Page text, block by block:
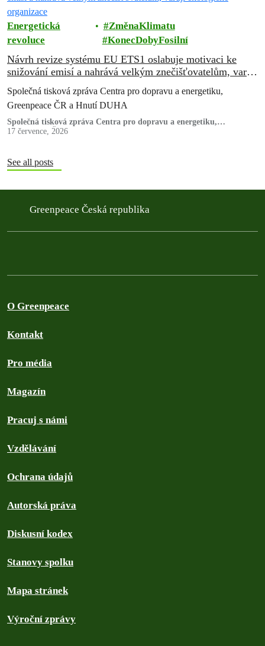
Energetická
revoluce
ZměnaKlimatu
KonecDobyFosilní
Návrh revize systému EU ETS1 oslabuje motivaci ke
snižování emisí a nahrává velkým znečišťovatelům, varují
ekologické organizace
Společná tisková zpráva Centra pro dopravu a energetiku,
Greenpeace ČR a Hnutí DUHA
Společná tisková zpráva Centra pro dopravu a energetiku,
Greenpeace ČR a Hnutí DUHA
17 července, 2026
See all posts
Greenpeace Česká republika
O Greenpeace
Kontakt
Pro média
Magazín
Pracuj s námi
Vzdělávání
Ochrana údajů
Autorská práva
Diskusní kodex
Stanovy spolku
Mapa stránek
Výroční zprávy